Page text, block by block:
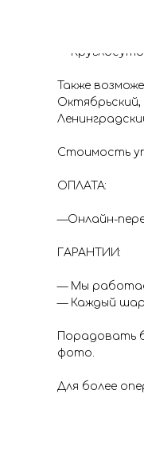
—
Также
Октябрьский,
Стоимость
ОПЛАТА:
—Онлайн-
ГАРАНТИИ:
— Мы
— Каждый шар
Порадовать
фото.
Для более